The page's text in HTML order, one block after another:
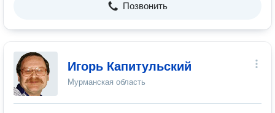
Позвонить
Игорь Капитульский
Мурманская область